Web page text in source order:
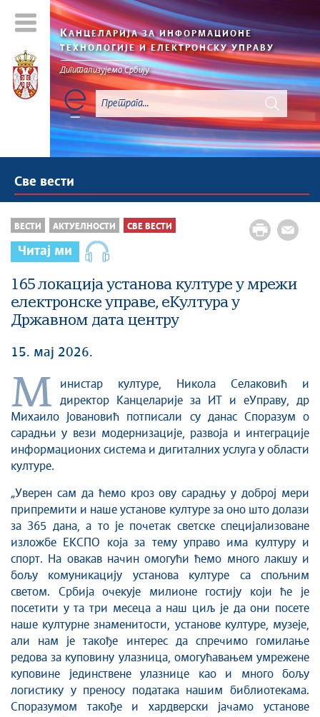
КАНЦЕЛАРИЈА ЗА ИНФОРМАЦИОНЕ
ТЕХНОЛОГИЈЕ И ЕЛЕКТРОНСКУ УПРАВУ
Дигитализујемо Србију
Све вести
ВЕСТИ АКТУЕЛНОСТИ СВЕ ВЕСТИ
Читај ми
165 локација установа културе у мрежи
електронске управе, еКултура у
Државном дата центру
15. мај 2026.
М
инистар културе, Никола Селаковић и
директор Канцеларије за ИТ и еУправу, др
Михаило Јовановић потписали су данас Споразум о
сарадњи у вези модернизације, развоја и интеграције
информационих система и дигиталних услуга у области
културе.
„Уверен сам да ћемо кроз ову сарадњу у доброј мери
припремити и наше установе културе за оно што долази
за 365 дана, а то је почетак светске специјализоване
изложбе ЕКСПО којa за тему управо има културу и
спорт. На овакав начин омогући ћемо много лакшу и
бољу комуникацију установа културе са спољним
светом. Србија очекује милиoне гостију који ће је
посетити у та три месеца а наш циљ је да они посете
наше културне знаменитости, установе културе, музеје,
aли нам је такође интерес да спречимо гомилање
редова за куповину улазница, омогућавањем умрежене
куповине јединствене улазнице као и много бољу
логистику у преносу података нашим библиотекама.
Споразумом такође и хардверски јачамо установе